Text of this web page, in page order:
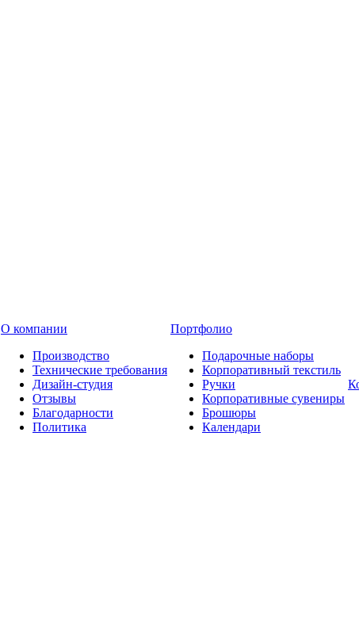
О компании
Производство
Технические требования
Дизайн-студия
Отзывы
Благодарности
Политика
Портфолио
Подарочные наборы
Корпоративный текстиль
Ручки
Корпоративные сувениры
Брошюры
Календари